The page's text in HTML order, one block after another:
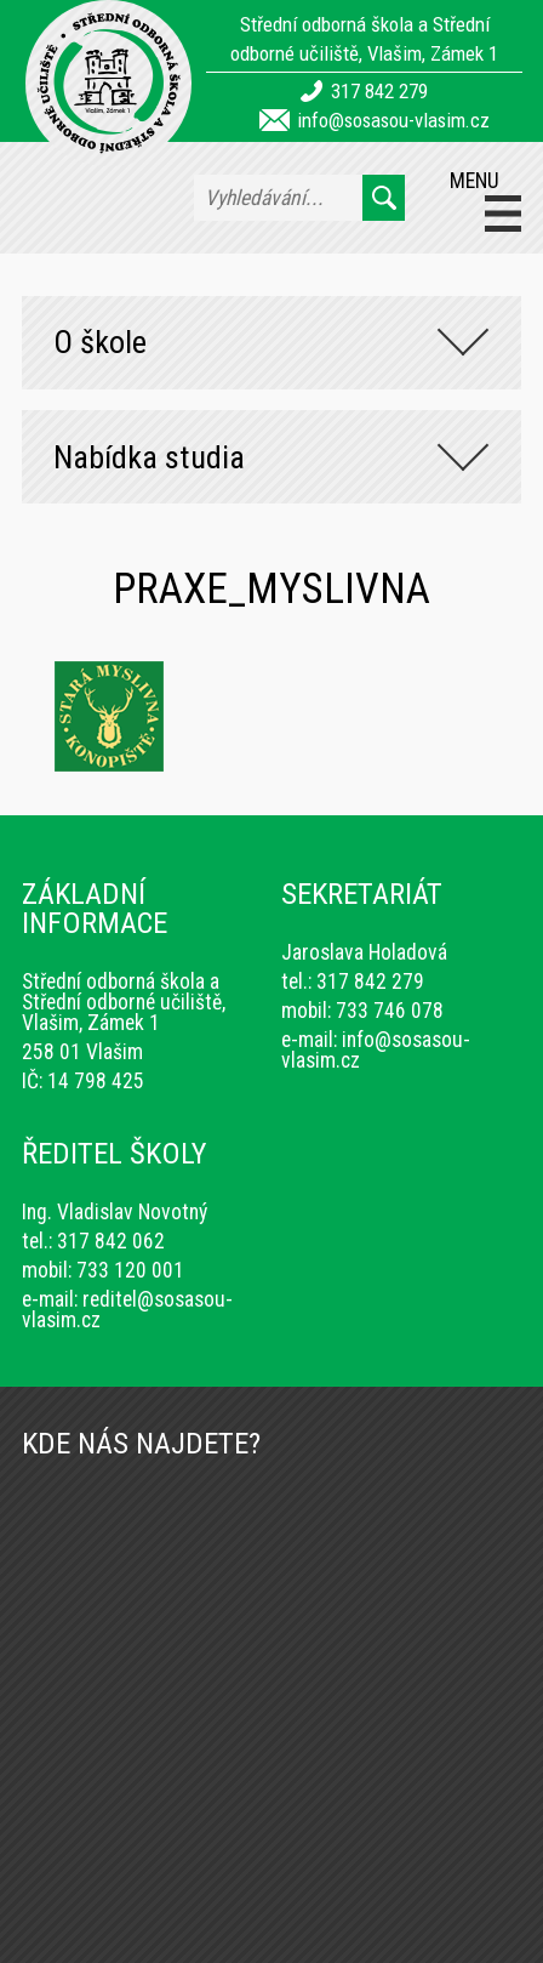
Střední odborná škola a Střední
odborné učiliště, Vlašim, Zámek 1
317 842 279
info@sosasou-vlasim.cz
MENU
O škole
Nabídka studia
PRAXE_MYSLIVNA
ZÁKLADNÍ
INFORMACE
Střední odborná škola a
Střední odborné učiliště,
Vlašim, Zámek 1
258 01 Vlašim
IČ: 14 798 425
SEKRETARIÁT
Jaroslava Holadová
tel.: 317 842 279
mobil: 733 746 078
e-mail: info@sosasou-
vlasim.cz
ŘEDITEL ŠKOLY
Ing. Vladislav Novotný
tel.: 317 842 062
mobil: 733 120 001
e-mail: reditel@sosasou-
vlasim.cz
KDE NÁS NAJDETE?